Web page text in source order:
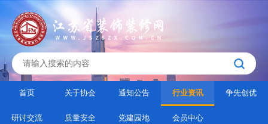
首页 关于协会 通知公告 行业资讯 争先创优
研讨交流 质量安全 党建园地 会员中心